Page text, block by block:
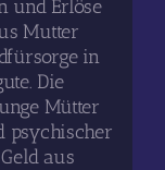
und Erlöse
Mutter
in
Die
Mütter
psychischer
aus